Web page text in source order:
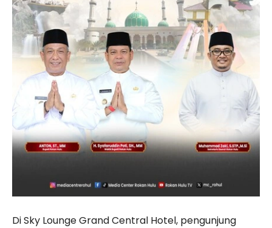
Di Sky Lounge Grand Central Hotel, pengunjung